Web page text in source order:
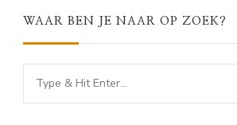
WAAR BEN JE NAAR OP ZOEK?
Looking
for